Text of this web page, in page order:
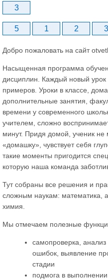
3
5 1 2 3
Добро пожаловать на сайт
Насыщенная программа
дисциплин. Каждый новый урок
примеров. Уроки в классе,
дополнительные занятия,
времени у современного
учителем, сложно
минут. Придя домой, ученик не
«домашку», чувствует себя
такие моменты пригодится
которую наша команда
Тут собраны все решения и
сложным наукам: математика,
химия.
Мы отмечаем полезные
самопроверка,
ошибок, выявление
стадии
подмога в